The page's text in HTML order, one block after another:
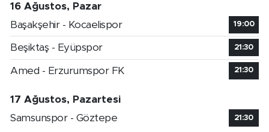
16 Ağustos, Pazar
Başakşehir - Kocaelispor
19:00
Beşiktaş - Eyüpspor 21:30
Amed - Erzurumspor FK 21:30
17 Ağustos, Pazartesi
Samsunspor - Göztepe
21:30